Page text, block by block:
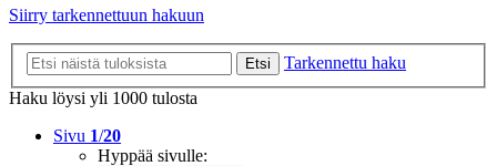
Siirry tarkennettuun hakuun
Etsi
Tarkennettu haku
Haku löysi yli 1000 tulosta
Sivu 1/20
Hyppää sivulle: